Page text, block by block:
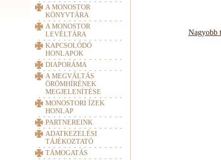
A MONOSTOR
KÖNYVTÁRA
A MONOSTOR
LEVÉLTÁRA
KAPCSOLÓDÓ
HONLAPOK
DIAPORÁMA
A MEGVÁLTÁS
ÖRÖMHÍRÉNEK
MEGJELENÍTÉSE
MONOSTORI ÍZEK
HONLAP
PARTNEREINK
ADATKEZELÉSI
TÁJÉKOZTATÓ
TÁMOGATÁS
Nagyobb